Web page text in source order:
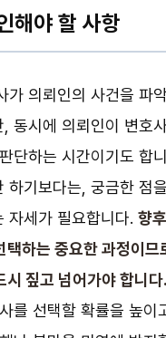
해야 할 사항
가 의뢰인의 사건을 파
동시에 의뢰인이 변호
단하는 시간이기도 합
하기보다는, 궁금한 점
자세가 필요합니다. 향
택하는 중요한 과정이므
시 짚고 넘어가야 합니다.
를 선택할 확률을 높이